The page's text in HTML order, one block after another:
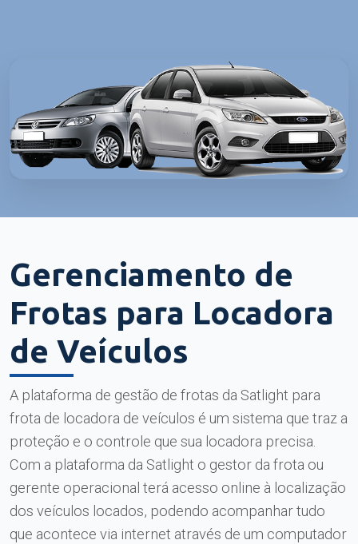
Gerenciamento de
Frotas para Locadora
de Veículos
A plataforma de gestão de frotas da Satlight para
frota de locadora de veículos é um sistema que traz a
proteção e o controle que sua locadora precisa.
Com a plataforma da Satlight o gestor da frota ou
gerente operacional terá acesso online à localização
dos veículos locados, podendo acompanhar tudo
que acontece via internet através de um computador